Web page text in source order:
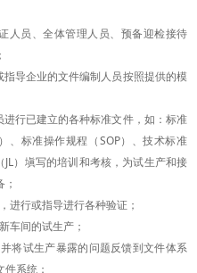
人员、全体管理人员、预备迎检接待
导企业的文件编制人员按照提供的模
行已建立的各种标准文件，如：标准
、标准操作规程（SOP）、技术标准
JL）塡写的培训和考核，为试生产和接
进行或指导进行各种验证；
车间的试生产；
将试生产暴露的问题反馈到文件体系
系统；